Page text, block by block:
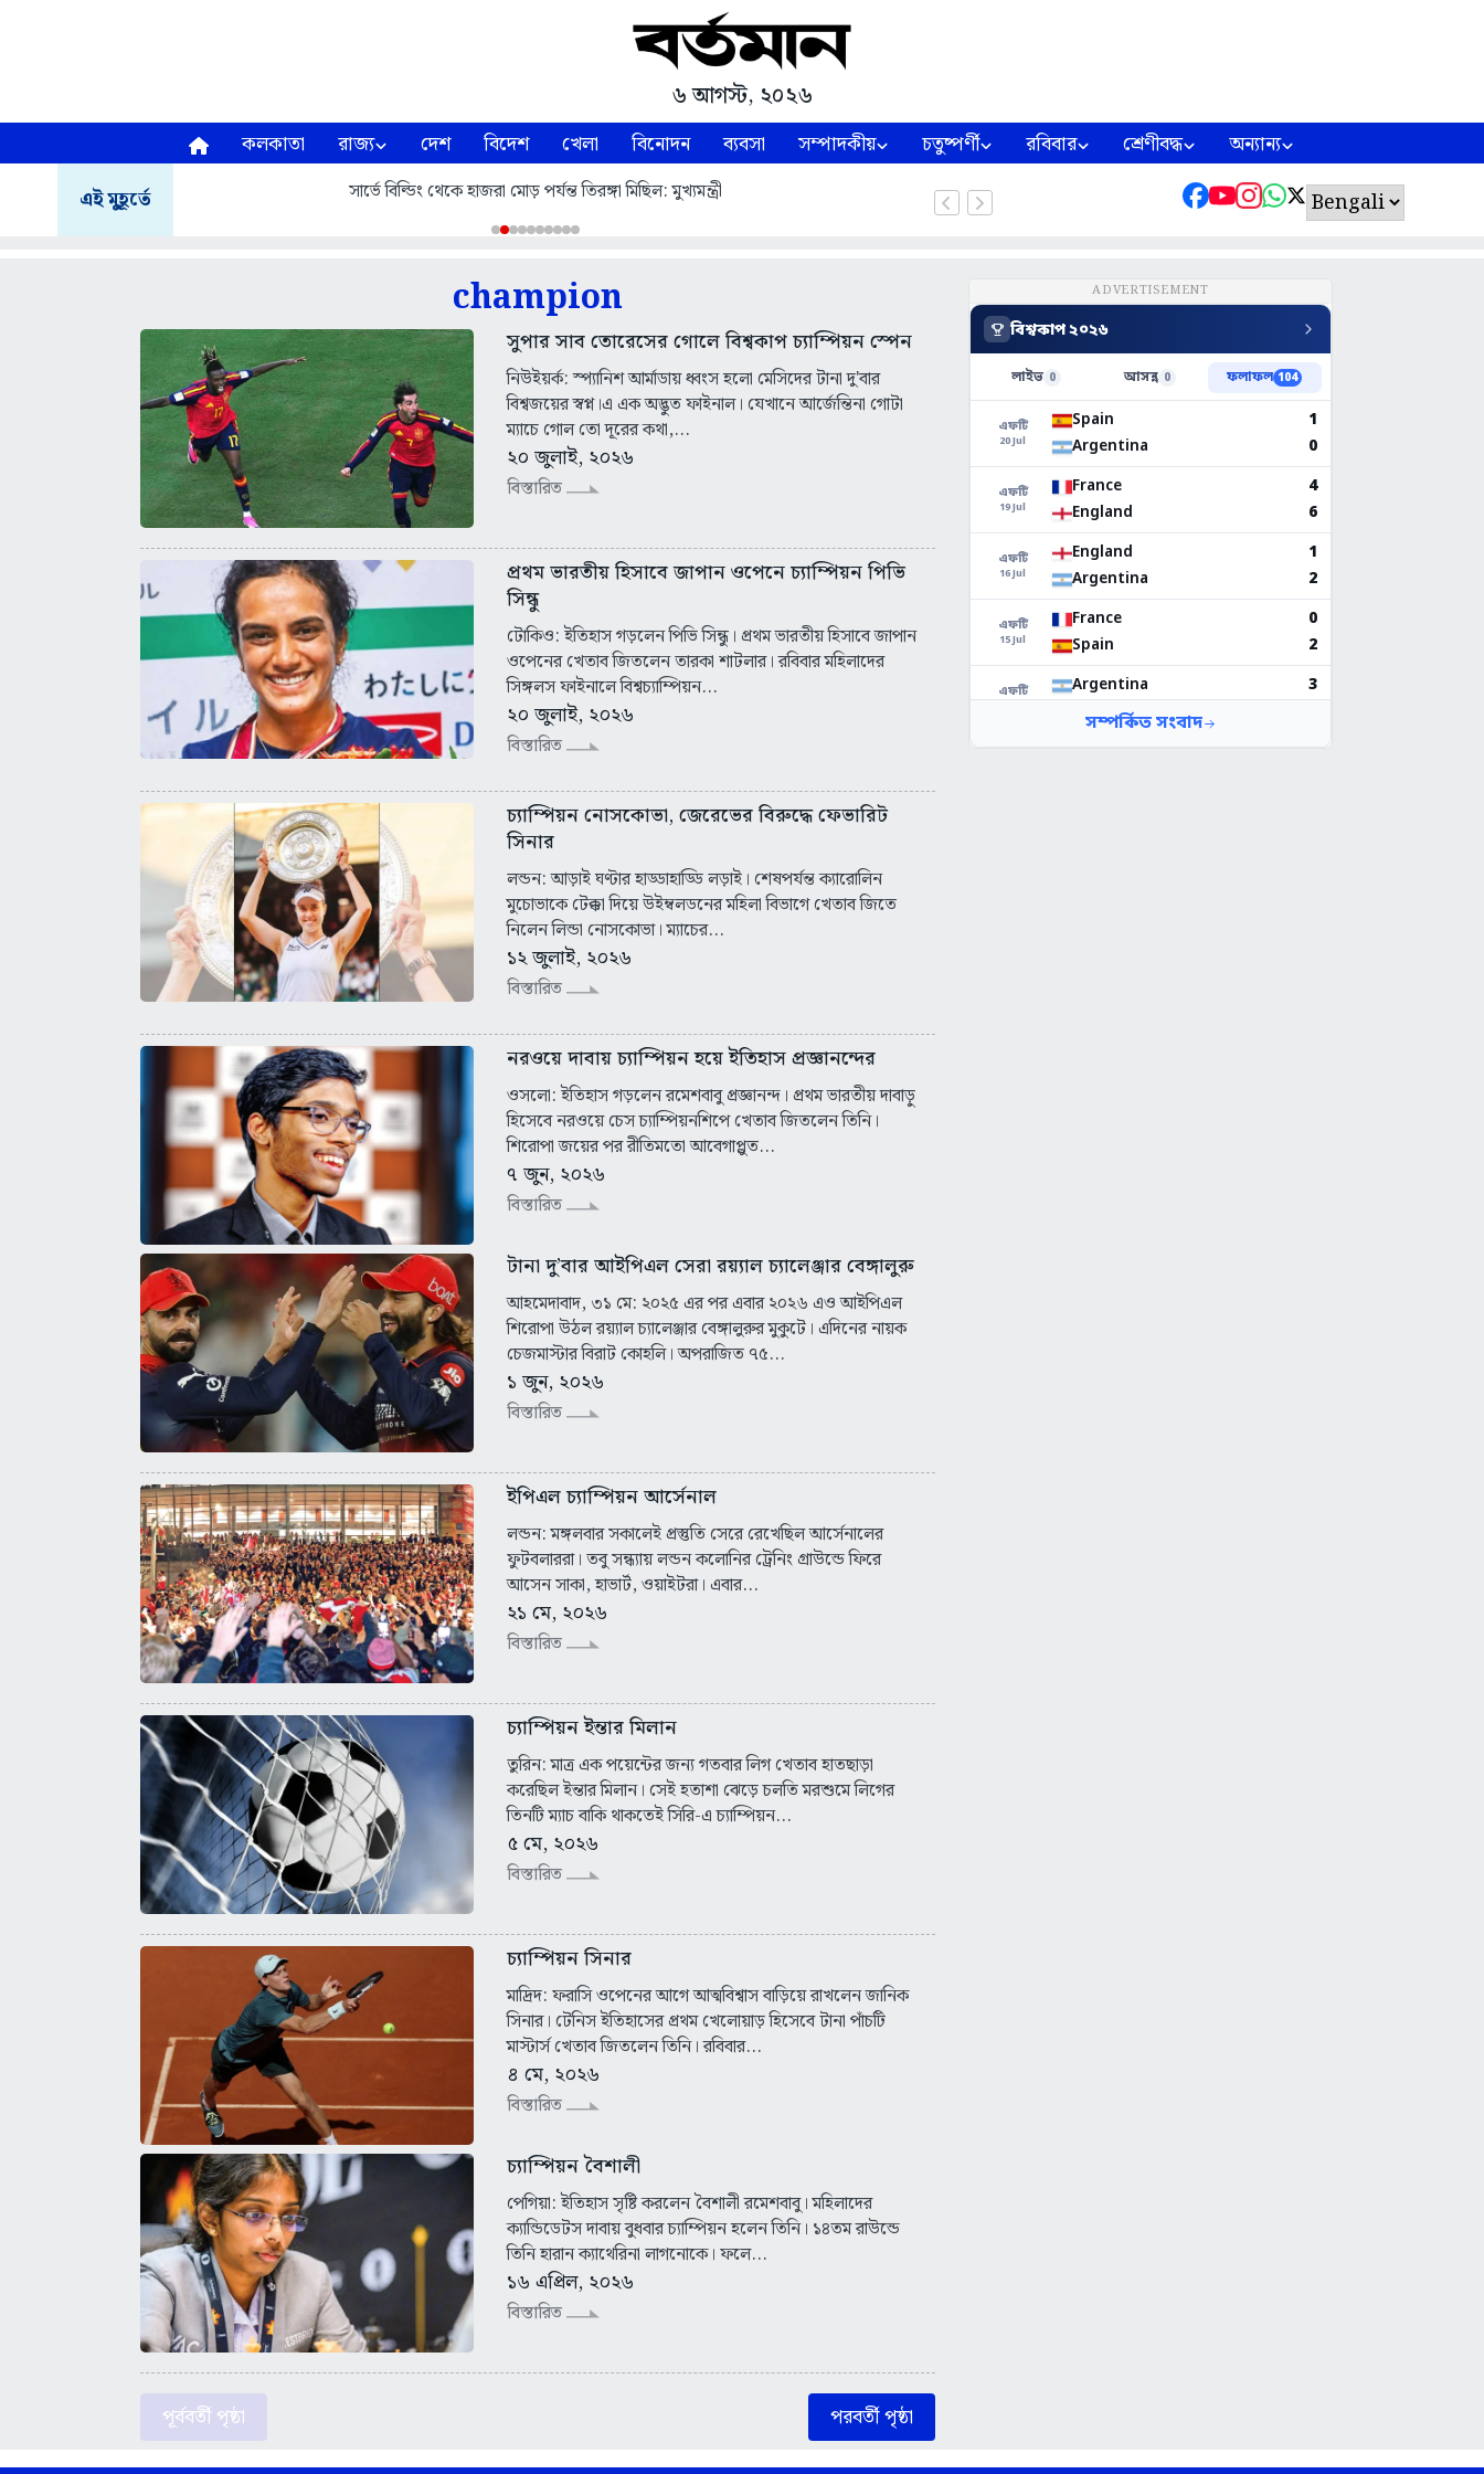
৬ আগস্ট, ২০২৬
কলকাতা রাজ্য দেশ বিদেশ খেলা বিনোদন ব্যবসা সম্পাদকীয় চতুষ্পর্ণী রবিবার শ্রেণীবদ্ধ অন্যান্য
এই মুহূর্তে সার্ভে বিল্ডিং থেকে হাজরা মোড় পর্যন্ত তিরঙ্গা মিছিল: মুখ্যমন্ত্রী
champion
সুপার সাব তোরেসের গোলে বিশ্বকাপ চ্যাম্পিয়ন স্পেন
নিউইয়র্ক: স্প্যানিশ আর্মাডায় ধ্বংস হলো মেসিদের টানা দু'বার
বিশ্বজয়ের স্বপ্ন।এ এক অদ্ভুত ফাইনাল। যেখানে আর্জেন্তিনা গোটা
ম্যাচে গোল তো দূরের কথা,...
২০ জুলাই, ২০২৬
বিস্তারিত
প্রথম ভারতীয় হিসাবে জাপান ওপেনে চ্যাম্পিয়ন পিভি
সিন্ধু
টোকিও: ইতিহাস গড়লেন পিভি সিন্ধু। প্রথম ভারতীয় হিসাবে জাপান
ওপেনের খেতাব জিতলেন তারকা শাটলার। রবিবার মহিলাদের
সিঙ্গলস ফাইনালে বিশ্বচ্যাম্পিয়ন...
২০ জুলাই, ২০২৬
বিস্তারিত
চ্যাম্পিয়ন নোসকোভা, জেরেভের বিরুদ্ধে ফেভারিট
সিনার
লন্ডন: আড়াই ঘণ্টার হাড্ডাহাড্ডি লড়াই। শেষপর্যন্ত ক্যারোলিন
মুচোভাকে টেক্কা দিয়ে উইম্বলডনের মহিলা বিভাগে খেতাব জিতে
নিলেন লিন্ডা নোসকোভা। ম্যাচের...
১২ জুলাই, ২০২৬
বিস্তারিত
নরওয়ে দাবায় চ্যাম্পিয়ন হয়ে ইতিহাস প্রজ্ঞানন্দের
ওসলো: ইতিহাস গড়লেন রমেশবাবু প্রজ্ঞানন্দ। প্রথম ভারতীয় দাবাড়ু
হিসেবে নরওয়ে চেস চ্যাম্পিয়নশিপে খেতাব জিতলেন তিনি।
শিরোপা জয়ের পর রীতিমতো আবেগাপ্লুত...
৭ জুন, ২০২৬
বিস্তারিত
টানা দু’বার আইপিএল সেরা রয়্যাল চ্যালেঞ্জার বেঙ্গালুরু
আহমেদাবাদ, ৩১ মে: ২০২৫ এর পর এবার ২০২৬ এও আইপিএল
শিরোপা উঠল রয়্যাল চ্যালেঞ্জার বেঙ্গালুরুর মুকুটে। এদিনের নায়ক
চেজমাস্টার বিরাট কোহলি। অপরাজিত ৭৫...
১ জুন, ২০২৬
বিস্তারিত
ইপিএল চ্যাম্পিয়ন আর্সেনাল
লন্ডন: মঙ্গলবার সকালেই প্রস্তুতি সেরে রেখেছিল আর্সেনালের
ফুটবলাররা। তবু সন্ধ্যায় লন্ডন কলোনির ট্রেনিং গ্রাউন্ডে ফিরে
আসেন সাকা, হাভার্ট, ওয়াইটরা। এবার...
২১ মে, ২০২৬
বিস্তারিত
চ্যাম্পিয়ন ইন্তার মিলান
তুরিন: মাত্র এক পয়েন্টের জন্য গতবার লিগ খেতাব হাতছাড়া
করেছিল ইন্তার মিলান। সেই হতাশা ঝেড়ে চলতি মরশুমে লিগের
তিনটি ম্যাচ বাকি থাকতেই সিরি-এ চ্যাম্পিয়ন...
৫ মে, ২০২৬
বিস্তারিত
চ্যাম্পিয়ন সিনার
মাদ্রিদ: ফরাসি ওপেনের আগে আত্মবিশ্বাস বাড়িয়ে রাখলেন জানিক
সিনার। টেনিস ইতিহাসের প্রথম খেলোয়াড় হিসেবে টানা পাঁচটি
মাস্টার্স খেতাব জিতলেন তিনি। রবিবার...
৪ মে, ২০২৬
বিস্তারিত
চ্যাম্পিয়ন বৈশালী
পেগিয়া: ইতিহাস সৃষ্টি করলেন বৈশালী রমেশবাবু। মহিলাদের
ক্যান্ডিডেটস দাবায় বুধবার চ্যাম্পিয়ন হলেন তিনি। ১৪তম রাউন্ডে
তিনি হারান ক্যাথেরিনা লাগনোকে। ফলে...
১৬ এপ্রিল, ২০২৬
বিস্তারিত
পূর্ববর্তী পৃষ্ঠা পরবর্তী পৃষ্ঠা
ADVERTISEMENT